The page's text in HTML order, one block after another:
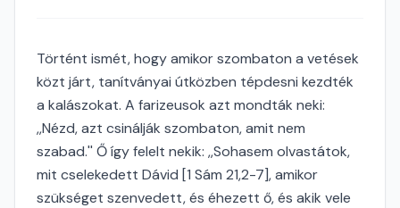
Történt ismét, hogy amikor szombaton a vetések
közt járt, tanítványai útközben tépdesni kezdték
a kalászokat. A farizeusok azt mondták neki:
,,Nézd, azt csinálják szombaton, amit nem
szabad.'' Ő így felelt nekik: ,,Sohasem olvastátok,
mit cselekedett Dávid [1 Sám 21,2-7], amikor
szükséget szenvedett, és éhezett ő, és akik vele